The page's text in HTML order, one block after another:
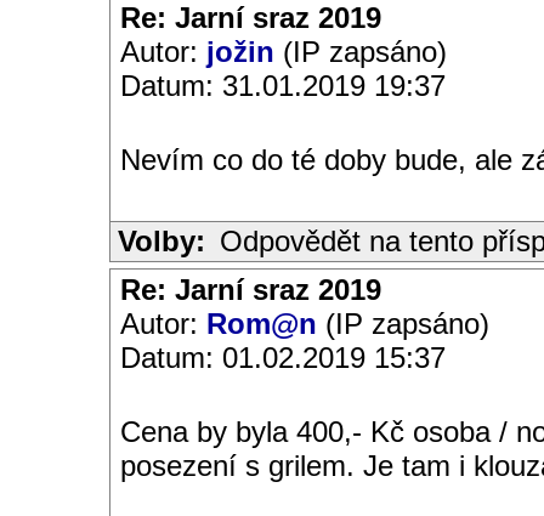
Re: Jarní sraz 2019
Autor: jožin (IP zapsáno)
Datum: 31.01.2019 19:37
Nevím co do té doby bude, ale
Volby: Odpovědět na tento
Re: Jarní sraz 2019
Autor: Rom@n (IP zapsáno)
Datum: 01.02.2019 15:37
Cena by byla 400,- Kč osoba /
posezení s grilem. Je tam i